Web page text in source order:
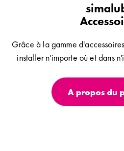
Grâce à la gamme
installer n'importe où et dans
A propos du